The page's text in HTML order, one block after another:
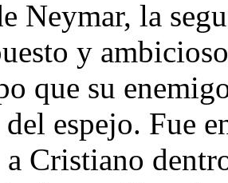
Neymar, la
y
que su
espejo. Fue
Cristiano